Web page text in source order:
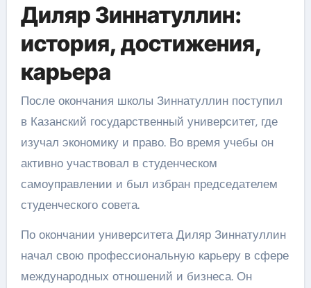
Диляр Зиннатуллин:
история, достижения,
карьера
После окончания школы Зиннатуллин поступил
в Казанский государственный университет, где
изучал экономику и право. Во время учебы он
активно участвовал в студенческом
самоуправлении и был избран председателем
студенческого совета.
По окончании университета Диляр Зиннатуллин
начал свою профессиональную карьеру в сфере
международных отношений и бизнеса. Он